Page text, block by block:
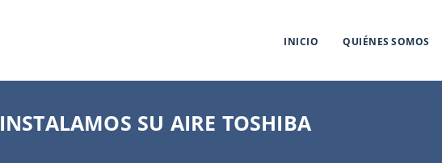
INICIO QUIÉNES SOMOS
INSTALAMOS SU AIRE TOSHIBA